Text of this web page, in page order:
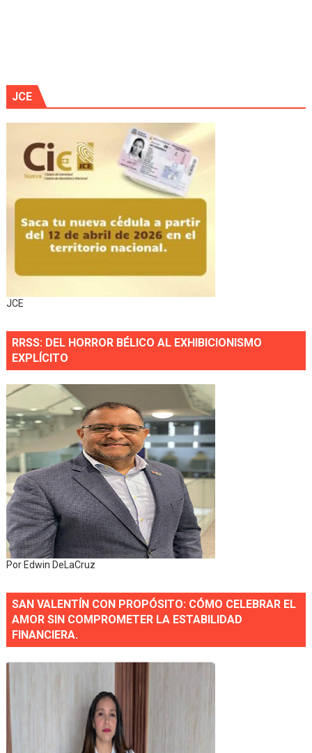
JCE
JCE
RRSS: DEL HORROR BÉLICO AL EXHIBICIONISMO
EXPLÍCITO
Por Edwin DeLaCruz
SAN VALENTÍN CON PROPÓSITO: CÓMO CELEBRAR EL
AMOR SIN COMPROMETER LA ESTABILIDAD
FINANCIERA.